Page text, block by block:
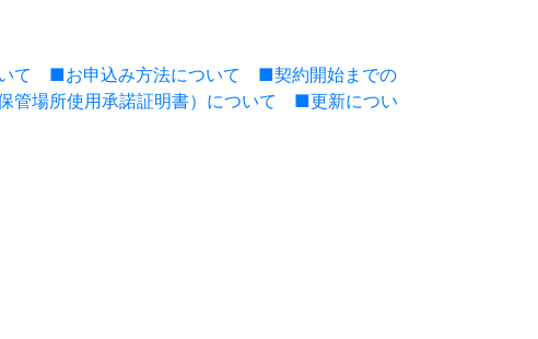
て ■お申込み方法について
■契約開始までの
管場所使用承諾証明書）について
■更新につい